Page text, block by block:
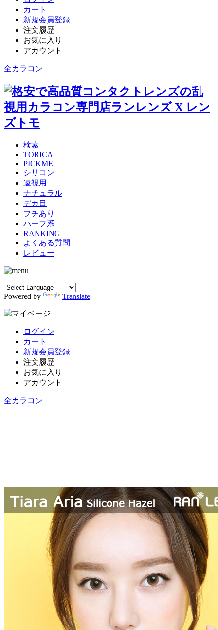
カート
新規会員登録
注文履歴
お気に入り
アカウント
全カラコン
検索
TORICA
PICKME
シリコン
遠視用
ナチュラル
デカ目
フチあり
ハーフ系
RANKING
よくある質問
レビュー
Powered by Translate
ログイン
カート
新規会員登録
注文履歴
お気に入り
アカウント
全カラコン